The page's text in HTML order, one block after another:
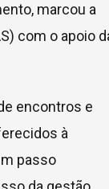
marcou a
com o apoio
encontros e
à
passo